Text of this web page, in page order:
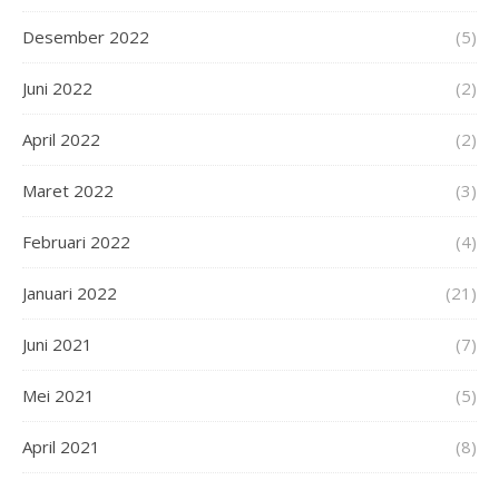
Desember 2022 (5)
Juni 2022 (2)
April 2022 (2)
Maret 2022 (3)
Februari 2022 (4)
Januari 2022 (21)
Juni 2021 (7)
Mei 2021 (5)
April 2021 (8)